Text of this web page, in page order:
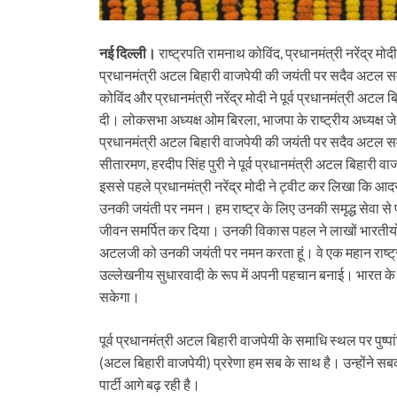
नई दिल्ली। राष्ट्रपति रामनाथ कोविंद, प्रधानमंत्री नरेंद्र
प्रधानमंत्री अटल बिहारी वाजपेयी की जयंती पर सदैव अटल
कोविंद और प्रधानमंत्री नरेंद्र मोदी ने पूर्व प्रधानमंत्री
दी। लोकसभा अध्यक्ष ओम बिरला, भाजपा के राष्ट्रीय अध्यक्ष
प्रधानमंत्री अटल बिहारी वाजपेयी की जयंती पर सदैव अटल
सीतारमण, हरदीप सिंह पुरी ने पूर्व प्रधानमंत्री अटल
इससे पहले प्रधानमंत्री नरेंद्र मोदी ने ट्वीट कर लिखा कि
उनकी जयंती पर नमन। हम राष्ट्र के लिए उनकी समृद्ध सेवा
जीवन समर्पित कर दिया। उनकी विकास पहल ने लाखों
अटलजी को उनकी जयंती पर नमन करता हूं। वे एक महान
उल्लेखनीय सुधारवादी के रूप में अपनी पहचान बनाई। भारत
सकेगा।
पूर्व प्रधानमंत्री अटल बिहारी वाजपेयी के समाधि स्थल पर
(अटल बिहारी वाजपेयी) प्ररेणा हम सब के साथ है। उन्होंने
पार्टी आगे बढ़ रही है।